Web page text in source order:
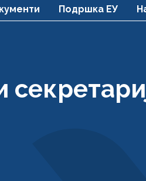
Подршка ЕУ